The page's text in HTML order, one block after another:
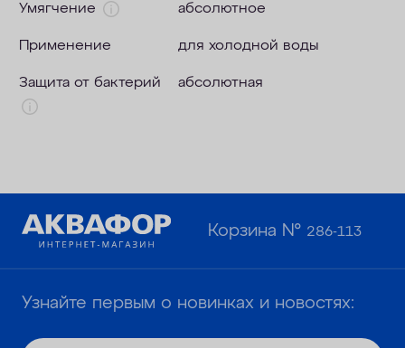
Умягчение абсолютное
Применение для холодной воды
Защита от бактерий абсолютная
Корзина № 286-113
Узнайте первым о новинках и новостях: